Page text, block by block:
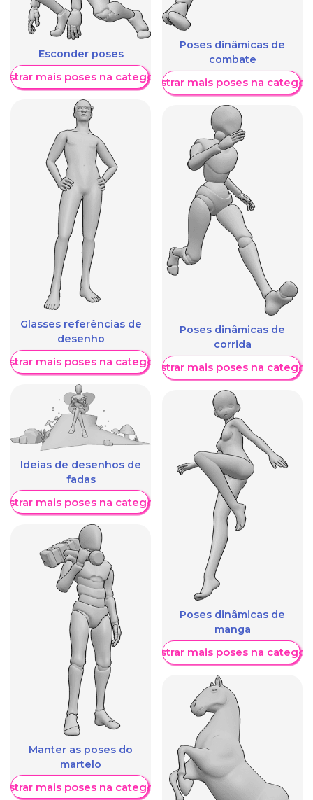
Esconder poses
mais poses na categoria
Glasses referências de
desenho
mais poses na categoria
Ideias de desenhos de
fadas
mais poses na categoria
Manter as poses do
martelo
mais poses na categoria
Poses dinâmicas de
combate
Mostrar mais poses na
Poses dinâmicas de
corrida
Mostrar mais poses na
Poses dinâmicas de
manga
Mostrar mais poses na